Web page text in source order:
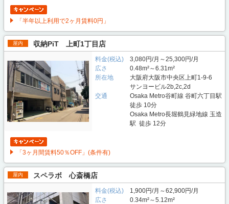
「半年以上利用で2ヶ月賃料0円」
屋内 収納PiT 上町1丁目店
料金(税込)
3,080円/月～25,300円/月
広さ
0.48m²～6.31m²
所在地
大阪府大阪市中央区上町1-9-6
サンヨービル2b,2c,2d
交通
Osaka Metro谷町線 谷町六丁目駅
徒歩 10分
Osaka Metro長堀鶴見緑地線 玉造
駅 徒歩 12分
「3ヶ月間賃料50％OFF」(条件有)
屋内 スペラボ 心斎橋店
料金(税込)
1,900円/月～62,900円/月
広さ
0.34m²～5.12m²